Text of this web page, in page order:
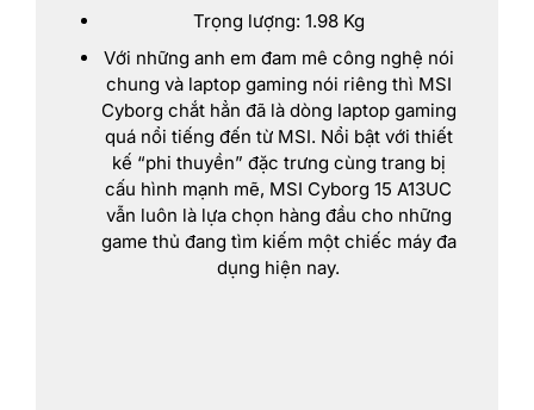
Trọng lượng: 1.98 Kg
Với những anh em đam mê công nghệ nói
chung và laptop gaming nói riêng thì MSI
Cyborg chắt hẳn đã là dòng laptop gaming
quá nổi tiếng đến từ MSI. Nổi bật với thiết
kế “phi thuyền” đặc trưng cùng trang bị
cấu hình mạnh mẽ, MSI Cyborg 15 A13UC
vẫn luôn là lựa chọn hàng đầu cho những
game thủ đang tìm kiếm một chiếc máy đa
dụng hiện nay.